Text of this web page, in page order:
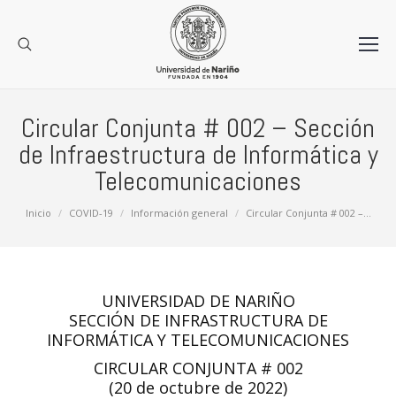
Circular Conjunta # 002 – Sección
de Infraestructura de Informática y
Telecomunicaciones
Estás aquí:
Inicio COVID-19 Información general Circular Conjunta # 002 –…
UNIVERSIDAD DE NARIÑO
SECCIÓN DE INFRASTRUCTURA DE
INFORMÁTICA Y TELECOMUNICACIONES
CIRCULAR CONJUNTA # 002
(20 de octubre de 2022)